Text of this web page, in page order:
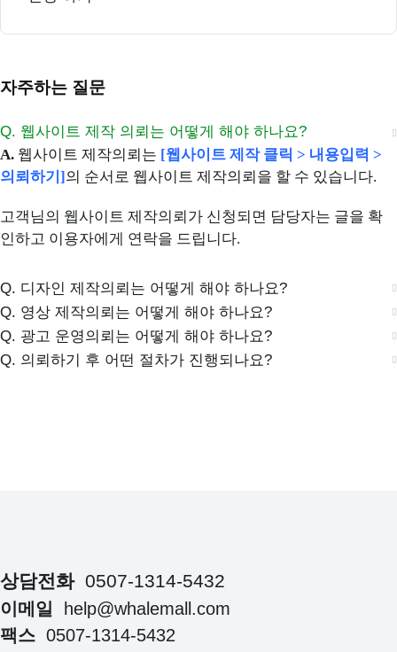
자주하는 질문
Q. 웹사이트 제작 의뢰는 어떻게 해야 하나요?
A. 웹사이트 제작의뢰는 [웹사이트 제작 클릭 > 내용입력 >
의뢰하기]의 순서로 웹사이트 제작의뢰을 할 수 있습니다.
고객님의 웹사이트 제작의뢰가 신청되면 담당자는 글을 확
인하고 이용자에게 연락을 드립니다.
Q. 디자인 제작의뢰는 어떻게 해야 하나요?
Q. 영상 제작의뢰는 어떻게 해야 하나요?
Q. 광고 운영의뢰는 어떻게 해야 하나요?
Q. 의뢰하기 후 어떤 절차가 진행되나요?
상담전화 0507-1314-5432
이메일
help@whalemall.com
팩스 0507-1314-5432